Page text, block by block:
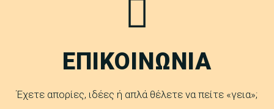
ΕΠΙΚΟΙΝΩΝΙΑ
Έχετε απορίες, ιδέες ή απλά θέλετε να πείτε «γεια»;